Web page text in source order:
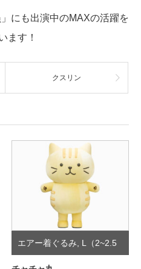
にも出演中のMAXの活躍を
ます！
クスリン
エアー着ぐるみ L（2~2.5